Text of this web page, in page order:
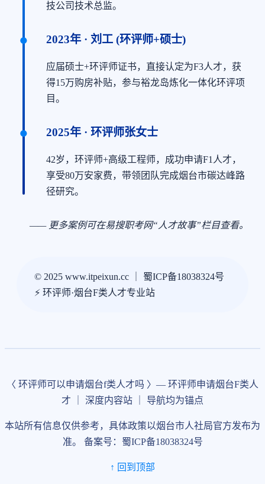
技公司技术总监。
2023年 · 刘工 (环评师+硕士)
应届硕士+环评师证书，直接认定为F3人才，获
得15万购房补贴，参与裕龙岛炼化一体化环评项
目。
2025年 · 环评师张女士
42岁，环评师+高级工程师，成功申请F1人才，
享受80万安家费，带领团队完成烟台市碳达峰路
径研究。
—— 更多案例可在易搜职考网“人才故事”栏目查看。
© 2025 www.itpeixun.cc ｜ 蜀ICP备18038324号
⚡ 环评师·烟台F类人才专业站
〈 环评师可以申请烟台f类人才吗 〉— 环评师申请烟台F类人
才 ｜ 深度内容站 ｜ 导航均为锚点
本站所有信息仅供参考，具体政策以烟台市人社局官方发布为
准。 备案号：蜀ICP备18038324号
↑ 回到顶部